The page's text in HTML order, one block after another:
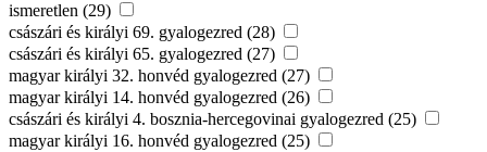
ismeretlen (29)
császári és királyi 69. gyalogezred (28)
császári és királyi 65. gyalogezred (27)
magyar királyi 32. honvéd gyalogezred (27)
magyar királyi 14. honvéd gyalogezred (26)
császári és királyi 4. bosznia-hercegovinai gyalogezred (25)
magyar királyi 16. honvéd gyalogezred (25)